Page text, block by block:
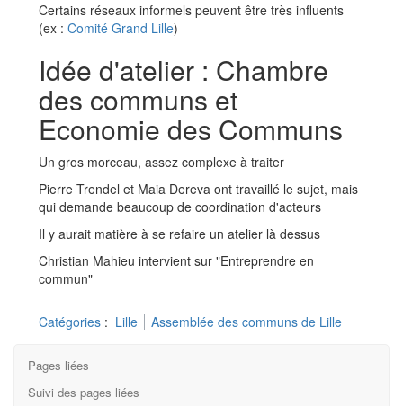
Certains réseaux informels peuvent être très influents
(ex : Comité Grand Lille)
Idée d'atelier : Chambre
des communs et
Economie des Communs
Un gros morceau, assez complexe à traiter
Pierre Trendel et Maia Dereva ont travaillé le sujet, mais
qui demande beaucoup de coordination d'acteurs
Il y aurait matière à se refaire un atelier là dessus
Christian Mahieu intervient sur "Entreprendre en
commun"
Catégories : Lille Assemblée des communs de Lille
Pages liées
Suivi des pages liées